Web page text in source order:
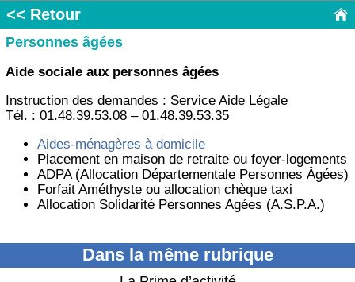
<< Retour
Personnes âgées
Aide sociale aux personnes âgées
Instruction des demandes : Service Aide Légale
Tél. : 01.48.39.53.08 – 01.48.39.53.35
Aides-ménagères à domicile
Placement en maison de retraite ou foyer-logements
ADPA (Allocation Départementale Personnes Âgées)
Forfait Améthyste ou allocation chèque taxi
Allocation Solidarité Personnes Agées (A.S.P.A.)
Dans la même rubrique